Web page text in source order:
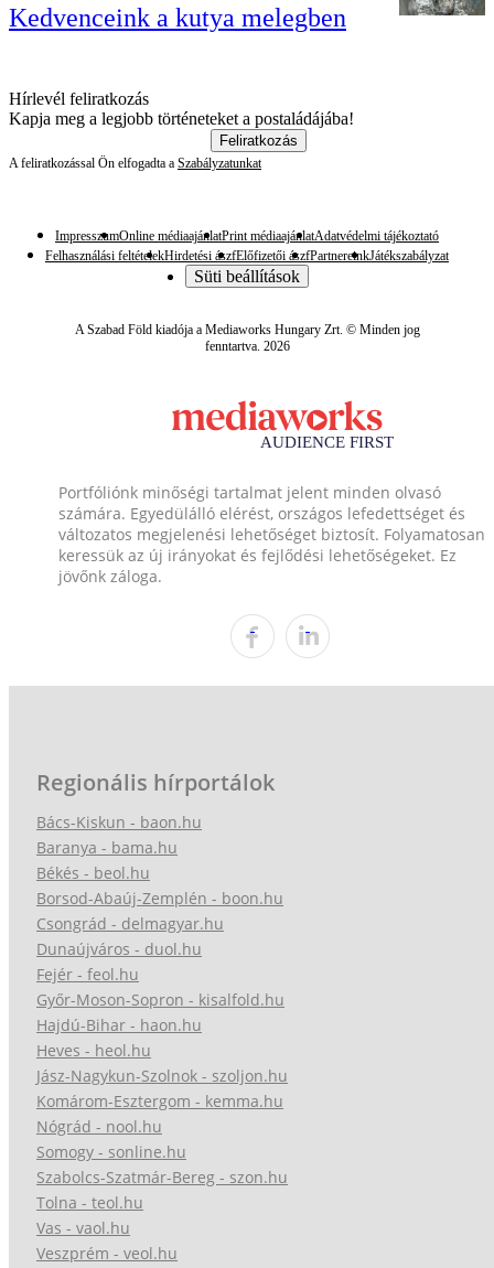
Kedvenceink a kutya melegben
Hírlevél feliratkozás
Kapja meg a legjobb történeteket a postaládájába!
Feliratkozás
A feliratkozással Ön elfogadta a Szabályzatunkat
ImpresszumOnline médiaajánlatPrint médiaajánlatAdatvédelmi tájékoztató
Felhasználási feltételekHirdetési ászfElőfizetői ászfPartnereinkJátékszabályzat
Süti beállítások
A Szabad Föld kiadója a Mediaworks Hungary Zrt. © Minden jog
fenntartva. 2026
Portfóliónk minőségi tartalmat jelent minden olvasó
számára. Egyedülálló elérést, országos lefedettséget és
változatos megjelenési lehetőséget biztosít. Folyamatosan
keressük az új irányokat és fejlődési lehetőségeket. Ez
jövőnk záloga.
Regionális hírportálok
Bács-Kiskun - baon.hu
Baranya - bama.hu
Békés - beol.hu
Borsod-Abaúj-Zemplén - boon.hu
Csongrád - delmagyar.hu
Dunaújváros - duol.hu
Fejér - feol.hu
Győr-Moson-Sopron - kisalfold.hu
Hajdú-Bihar - haon.hu
Heves - heol.hu
Jász-Nagykun-Szolnok - szoljon.hu
Komárom-Esztergom - kemma.hu
Nógrád - nool.hu
Somogy - sonline.hu
Szabolcs-Szatmár-Bereg - szon.hu
Tolna - teol.hu
Vas - vaol.hu
Veszprém - veol.hu